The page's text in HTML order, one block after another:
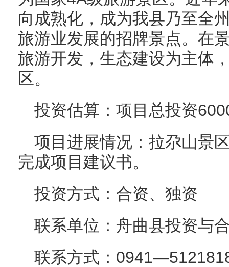
向成熟化，成为我县乃至全
旅游业发展的招牌景点。在
旅游开发，生态建设为主体
区。
投资估算：项目总投资
项目进展情况：拉尕山景
完成项目建议书。
投资方式：合资、独资
联系单位：舟曲县投资与
联系方式：